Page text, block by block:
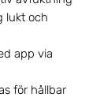
lukt och
app via
för hållbar